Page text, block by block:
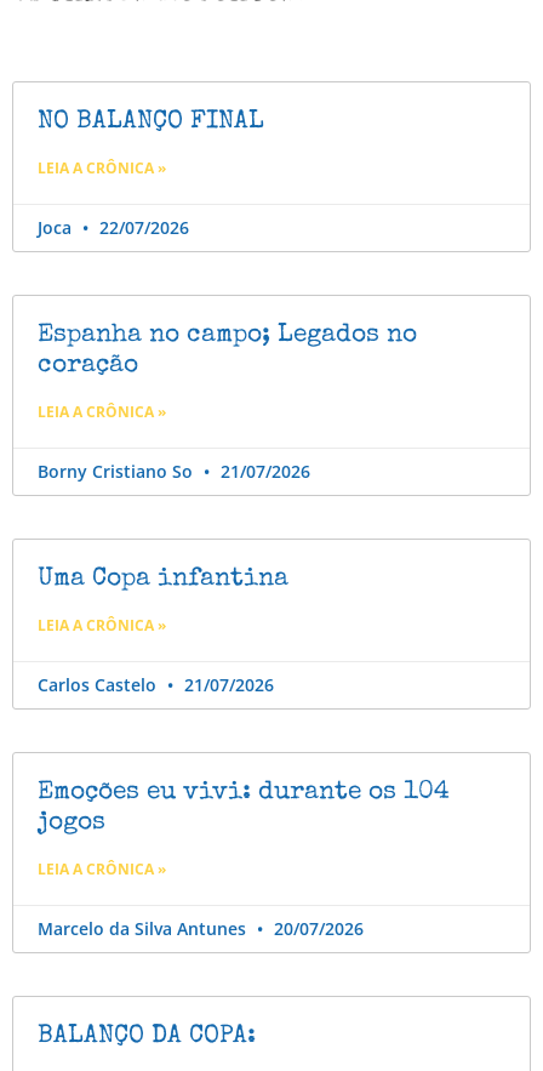
NO BALANÇO FINAL
LEIA A CRÔNICA »
Joca 22/07/2026
Espanha no campo; Legados no
coração
LEIA A CRÔNICA »
Borny Cristiano So 21/07/2026
Uma Copa infantina
LEIA A CRÔNICA »
Carlos Castelo 21/07/2026
Emoções eu vivi: durante os 104
jogos
LEIA A CRÔNICA »
Marcelo da Silva Antunes 20/07/2026
BALANÇO DA COPA: